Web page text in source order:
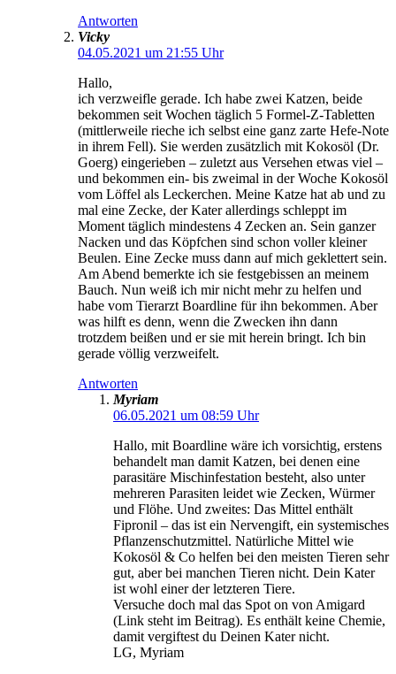
Antworten
Vicky
04.05.2021 um 21:55 Uhr
Hallo,
ich verzweifle gerade. Ich habe zwei Katzen, beide
bekommen seit Wochen täglich 5 Formel-Z-Tabletten
(mittlerweile rieche ich selbst eine ganz zarte Hefe-Note
in ihrem Fell). Sie werden zusätzlich mit Kokosöl (Dr.
Goerg) eingerieben – zuletzt aus Versehen etwas viel –
und bekommen ein- bis zweimal in der Woche Kokosöl
vom Löffel als Leckerchen. Meine Katze hat ab und zu
mal eine Zecke, der Kater allerdings schleppt im
Moment täglich mindestens 4 Zecken an. Sein ganzer
Nacken und das Köpfchen sind schon voller kleiner
Beulen. Eine Zecke muss dann auf mich geklettert sein.
Am Abend bemerkte ich sie festgebissen an meinem
Bauch. Nun weiß ich mir nicht mehr zu helfen und
habe vom Tierarzt Boardline für ihn bekommen. Aber
was hilft es denn, wenn die Zwecken ihn dann
trotzdem beißen und er sie mit herein bringt. Ich bin
gerade völlig verzweifelt.
Antworten
Myriam
06.05.2021 um 08:59 Uhr
Hallo, mit Boardline wäre ich vorsichtig, erstens
behandelt man damit Katzen, bei denen eine
parasitäre Mischinfestation besteht, also unter
mehreren Parasiten leidet wie Zecken, Würmer
und Flöhe. Und zweites: Das Mittel enthält
Fipronil – das ist ein Nervengift, ein systemisches
Pflanzenschutzmittel. Natürliche Mittel wie
Kokosöl & Co helfen bei den meisten Tieren sehr
gut, aber bei manchen Tieren nicht. Dein Kater
ist wohl einer der letzteren Tiere.
Versuche doch mal das Spot on von Amigard
(Link steht im Beitrag). Es enthält keine Chemie,
damit vergiftest du Deinen Kater nicht.
LG, Myriam